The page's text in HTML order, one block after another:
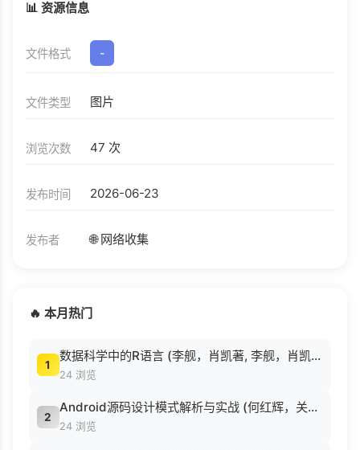
📊 资源信息
文件格式 -
文件类型 图片
浏览次数 47 次
发布时间 2026-06-23
发布者 🌐 网络收集
🔥 本月热门
1
数据科学中的R语言 (李舰，肖凯著, 李舰，肖凯著；吴喜之审校, Pdg2Pic).pdf
24 浏览
2
Android源码设计模式解析与实战 (何红辉，关爱民著, 何红辉, 关爱民著, 何红辉, 关爱民).pdf
24 浏览